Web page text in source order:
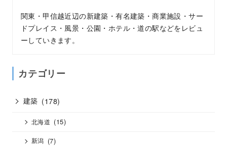
関東・甲信越近辺の新建築・有名建築・商業施設・サー
ドプレイス・風景・公園・ホテル・道の駅などをレビュ
ーしていきます。
カテゴリー
建築 (178)
北海道 (15)
新潟 (7)